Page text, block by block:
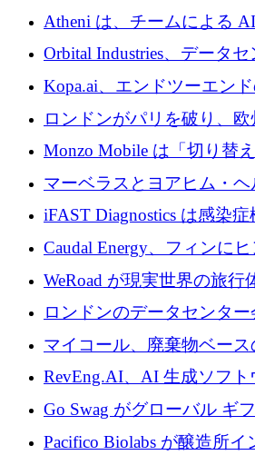
目を向けているため、
1億ユーロを突破
Atheni は、チームによる
用を支援するために 35 万
Orbital Industries、データ
トラクチャ システムの拡張
確保
Kopa.ai、エンドツーエン
用の AI エージェントを構
万ユーロを調達
ロンドンがパリを破り、
の座を奪還
Monzo Mobile は「切り替
を与える
マーベラスとヨアヒム・
の商業化ギャップを埋める
ロのディープテック基金を
iFAST Diagnostics は感染
菌薬耐性への取り組みに
Caudal Energy、フィンに
電技術の規模拡大に向けて
WeRoad が現実世界の旅行
めに 5,800 万ドルを獲得
ロンドンのデータセンター
州と中東の拡張に 27 億ド
マイコール、廃棄物ベー
に400万ポンドを投資
RevEng.AI、AI 生成ソフ
確保するために 1,500 万ド
Go Swag がグローバル ギ
ムを拡大するために 500
Pacifico Biolabs が醸造所